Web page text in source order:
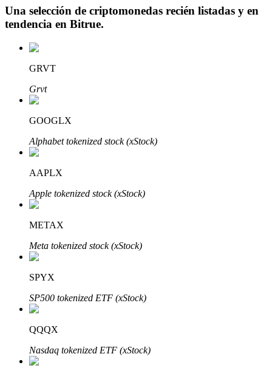
Inversión automática
Obtenga ganancias a largo plazo e intereses flexibles
Aprender Staking
Obtenga más información sobre cómo obtener ingresos pasivos
Bitrue
AI
Bitrue Partners
Una selección de criptomonedas recién listadas y en
tendencia en Bitrue.
GRVT
Grvt
GOOGLX
Alphabet tokenized stock (xStock)
AAPLX
Apple tokenized stock (xStock)
METAX
Meta tokenized stock (xStock)
SPYX
SP500 tokenized ETF (xStock)
QQQX
Nasdaq tokenized ETF (xStock)